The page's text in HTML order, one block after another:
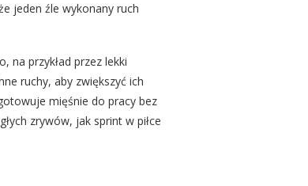
jeden źle wykonany ruch
na przykład przez lekki
ruchy, aby zwiększyć ich
mięśnie do pracy bez
zrywów, jak sprint w piłce